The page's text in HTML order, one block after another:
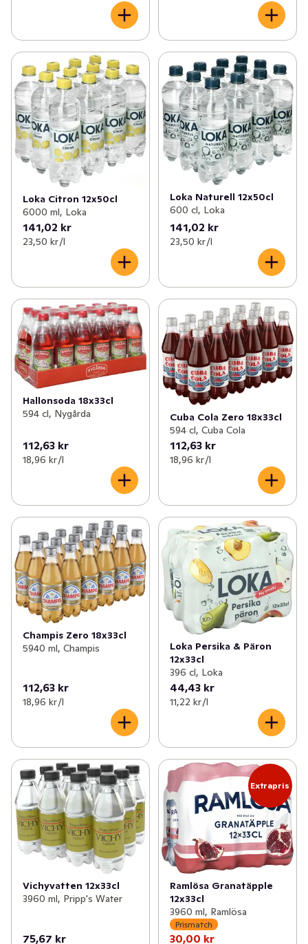
Loka Citron 12x50cl
6000 ml, Loka
141,02 kr
23,50 kr /l
Loka Naturell 12x50cl
600 cl, Loka
141,02 kr
23,50 kr /l
Hallonsoda 18x33cl
594 cl, Nygårda
112,63 kr
18,96 kr /l
Cuba Cola Zero 18x33cl
594 cl, Cuba Cola
112,63 kr
18,96 kr /l
Champis Zero 18x33cl
5940 ml, Champis
112,63 kr
18,96 kr /l
Loka Persika & Päron
12x33cl
396 cl, Loka
44,43 kr
11,22 kr /l
Vichyvatten 12x33cl
3960 ml, Pripp's Water
75,67 kr
Extrapris
Ramlösa Granatäpple
12x33cl
3960 ml, Ramlösa
Prismatch
30,00 kr